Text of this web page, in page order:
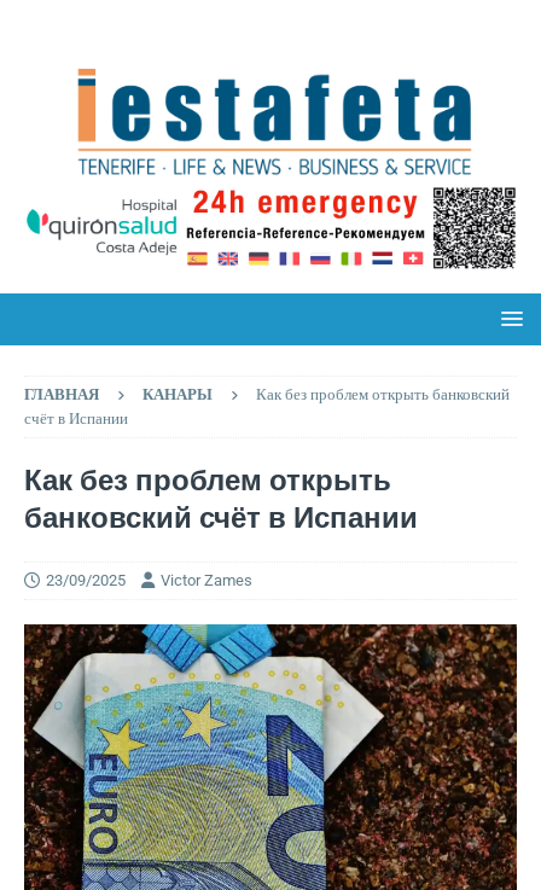
ГЛАВНАЯ КАНАРЫ
Как без проблем открыть банковский
счёт в Испании
Как без проблем открыть
банковский счёт в Испании
23/09/2025 Victor Zames